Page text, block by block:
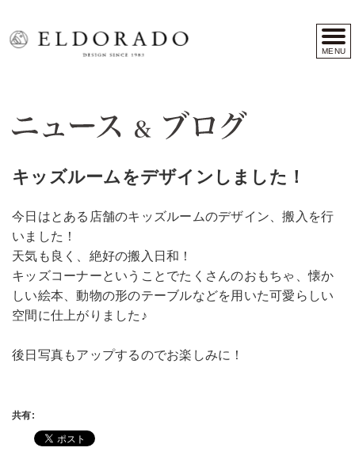
MENU
キッズルームをデザインしました！
今日はとある店舗のキッズルームのデザイン、搬入を行
いました！
天気も良く、絶好の搬入日和！
キッズコーナーということでたくさんのおもちゃ、懐か
しい絵本、動物の形のテーブルなどを用いた可愛らしい
空間に仕上がりました♪
後日写真もアップするのでお楽しみに！
共有: